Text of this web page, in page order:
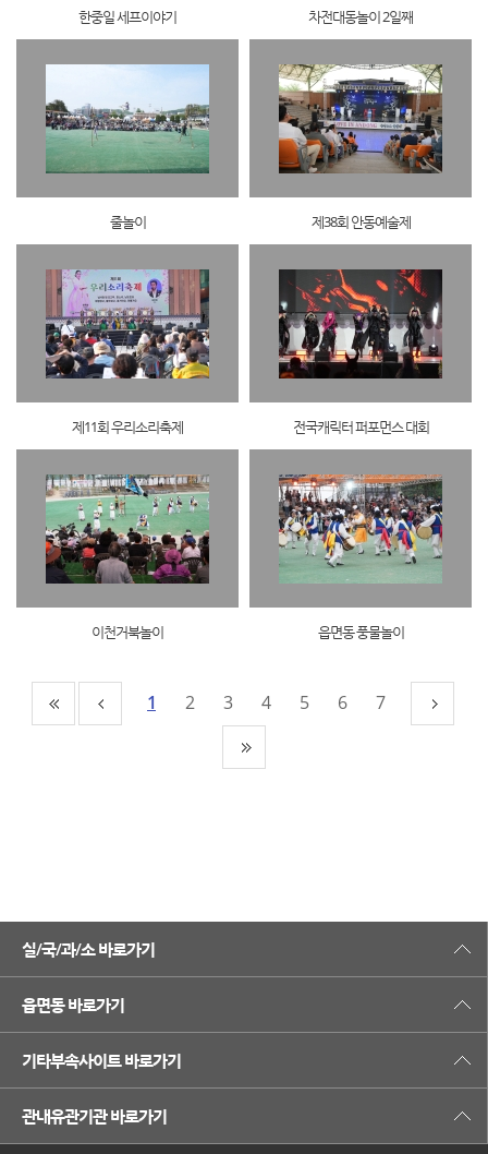
한중일 세프이야기 차전대동놀이 2일째
줄놀이 제38회 안동예술제
제11회 우리소리축제 전국캐릭터 퍼포먼스 대회
이천거북놀이 읍면동 풍물놀이
1 2 3 4 5 6 7
실/국/과/소 바로가기
읍면동 바로가기
기타부속사이트 바로가기
관내유관기관 바로가기